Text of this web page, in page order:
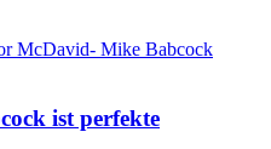
ist perfekte